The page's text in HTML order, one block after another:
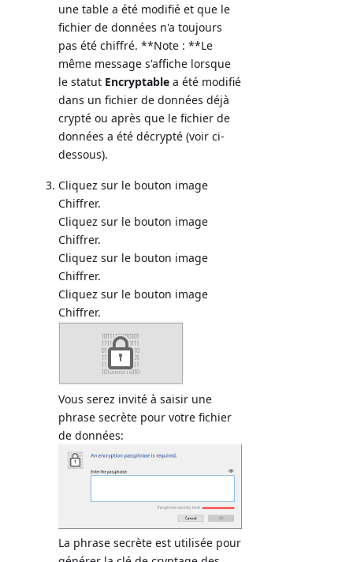
une table a été modifié et que le
fichier de données n'a toujours
pas été chiffré. **Note : **Le
même message s'affiche lorsque
le statut Encryptable a été modifié
dans un fichier de données déjà
crypté ou après que le fichier de
données a été décrypté (voir ci-
dessous).
Cliquez sur le bouton image
Chiffrer.
Cliquez sur le bouton image
Chiffrer.
Cliquez sur le bouton image
Chiffrer.
Cliquez sur le bouton image
Chiffrer.
Vous serez invité à saisir une
phrase secrète pour votre fichier
de données:
La phrase secrète est utilisée pour